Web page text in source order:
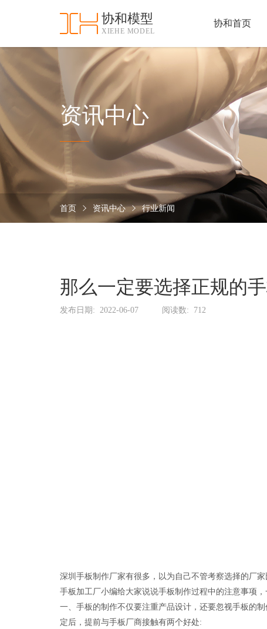
协和模型
XIEHE MODEL
协和首页
资讯中心
首页 资讯中心 行业新闻
那么一定要选择正规的
发布日期: 2022-06-07 阅读数: 712
深圳手板制作厂家有很多，以为自己不管考察选择的厂
手板加工厂小编给大家说说手板制作过程中的注意事项，
一、手板的制作不仅要注重产品设计，还要忽视手板的
定后，提前与手板厂商接触有两个好处:
和
首
页
手
型
资
认
加
实
保
密
施